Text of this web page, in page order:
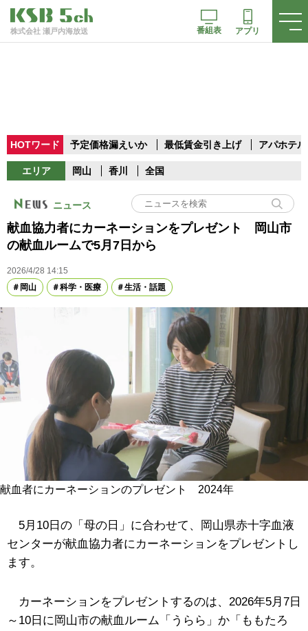
株式会社 瀬戸内海放送 番組表 アプリ
HOTワード 予定価格漏えいか 最低賃金引き上げ アパホテル
エリア 岡山 香川 全国
ニュース
献血協力者にカーネーションをプレゼント 岡山市
の献血ルームで5月7日から
2026/4/28 14:15
岡山
科学・医療 生活・話題
献血者にカーネーションのプレゼント 2024年
5月10日の「母の日」に合わせて、
岡山県赤十字血液
センターが献血協力者にカーネーションをプレゼントし
ます。
カーネーションをプレゼントするのは、2026年5月7日
～10日に岡山市の献血ルーム「うらら」か「ももたろ